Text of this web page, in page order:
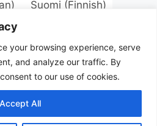
your browsing experience, serve
and analyze our traffic. By
to our use of cookies.
Accept All
) Suomi (Finnish)
)
( Norwegian Bokmål)
Portugal)
) Русский(Russian)
) Türkçe